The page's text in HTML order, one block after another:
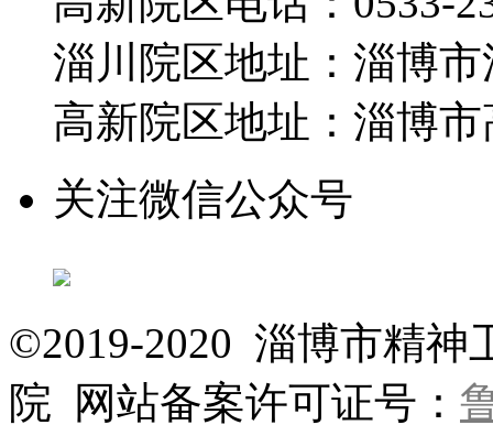
淄川院区地址：淄博
高新院区地址：淄博
关注微信公众号
©2019-2020 淄博市精神
院 网站备案许可证号：